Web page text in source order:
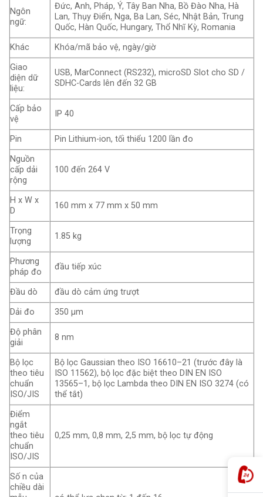
Ngôn
ngữ:
Đức, Anh, Pháp, Ý, Tây Ban Nha, Bồ Đào Nha, Hà
Lan, Thụy Điển, Nga, Ba Lan, Séc, Nhật Bản, Trung
Quốc, Hàn Quốc, Hungary, Thổ Nhĩ Kỳ, Romania
Khác
Khóa/mã bảo vệ, ngày/giờ
Giao
diện dữ
liệu:
USB, MarConnect (RS232), microSD Slot cho SD /
SDHC-Cards lên đến 32 GB
Cấp bảo
vệ
IP 40
Pin
Pin Lithium-ion, tối thiểu 1200 lần đo
Nguồn
cấp dải
rộng
100 đến 264 V
H x W x
D
160 mm x 77 mm x 50 mm
Trọng
lượng
1.85 kg
Phương
pháp đo
đầu tiếp xúc
Đầu dò
đầu dò cảm ứng trượt
Dải đo
350 μm
Độ phân
giải
8 nm
Bộ lọc
theo tiêu
chuẩn
ISO/JIS
Bộ lọc Gaussian theo ISO 16610–21 (trước đây là
ISO 11562), bộ lọc đặc biệt theo DIN EN ISO
13565–1, bộ lọc Lambda theo DIN EN ISO 3274 (có
thể tắt)
Điểm
ngắt
theo tiêu
chuẩn
ISO/JIS
0,25 mm, 0,8 mm, 2,5 mm, bộ lọc tự động
Số n của
chiều dài